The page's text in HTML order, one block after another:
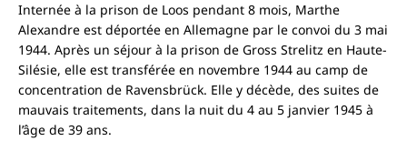
Internée à la prison de Loos pendant 8 mois, Marthe
Alexandre est déportée en Allemagne par le convoi du 3 mai
1944. Après un séjour à la prison de Gross Strelitz en Haute-
Silésie, elle est transférée en novembre 1944 au camp de
concentration de Ravensbrück. Elle y décède, des suites de
mauvais traitements, dans la nuit du 4 au 5 janvier 1945 à
l’âge de 39 ans.